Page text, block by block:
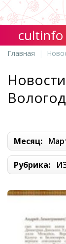
cultinfo
Главная
Месяц:
Рубрика: